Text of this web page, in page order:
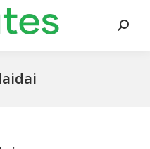
Search: